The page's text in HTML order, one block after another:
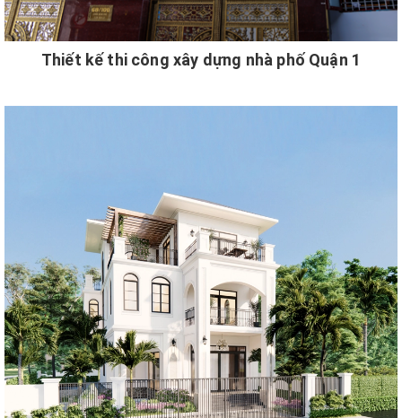
Thiết kế thi công xây dựng nhà phố Quận 1